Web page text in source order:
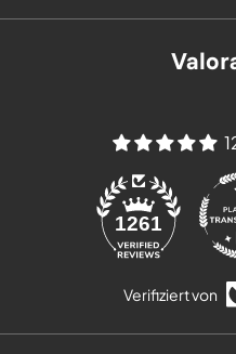
1261
Verifiziert von